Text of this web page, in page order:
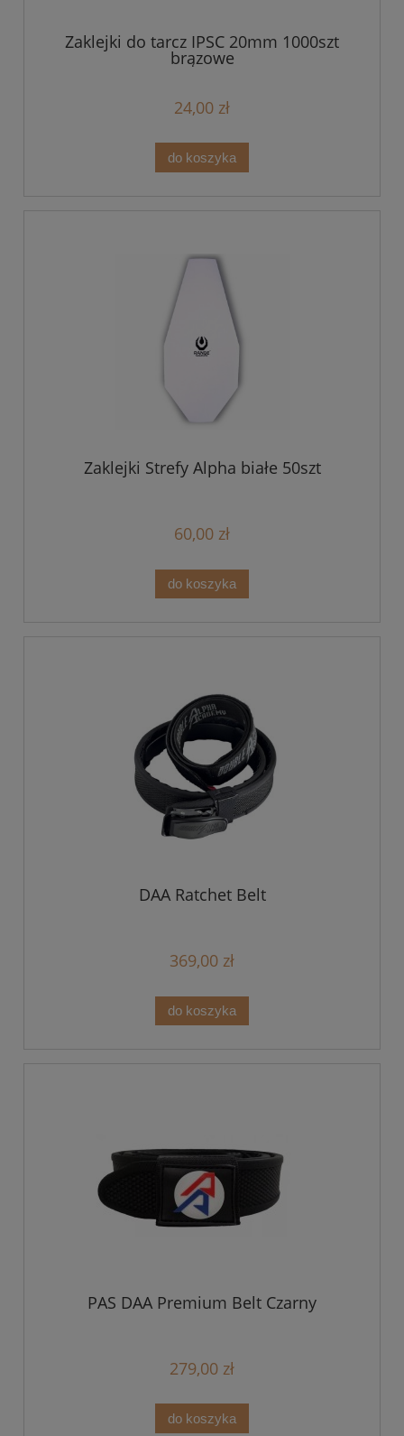
Zaklejki do tarcz IPSC 20mm 1000szt
brązowe
24,00 zł
do koszyka
Zaklejki Strefy Alpha białe 50szt
60,00 zł
do koszyka
DAA Ratchet Belt
369,00 zł
do koszyka
PAS DAA Premium Belt Czarny
279,00 zł
do koszyka